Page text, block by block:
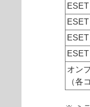
オン
（各